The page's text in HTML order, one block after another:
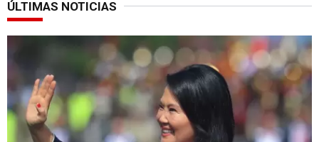
ÚLTIMAS NOTICIAS